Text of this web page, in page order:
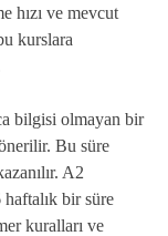
hızı ve mevcut
kurslara
bilgisi olmayan bir
Bu süre
A2
bir süre
kuralları ve